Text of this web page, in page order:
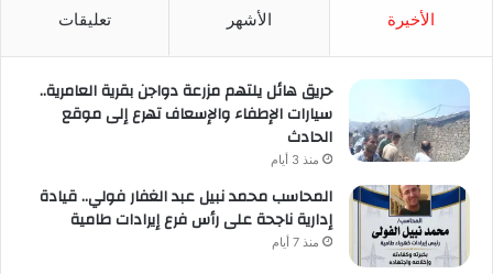
الأخيرة الأشهر تعليقات
حريق هائل يلتهم مزرعة دواجن بقرية العامرية..
سيارات الإطفاء والإسعاف تهرع إلى موقع
الحادث
منذ 3 أيام
المحاسب محمد نبيل عبد الغفار فولي.. قيادة
إدارية ناجحة على رأس فرع إيرادات طامية
منذ 7 أيام